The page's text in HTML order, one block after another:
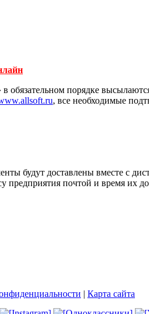
порядке
, все необходимые
будут доставлены вместе с
почтой и время их
| Карта сайта